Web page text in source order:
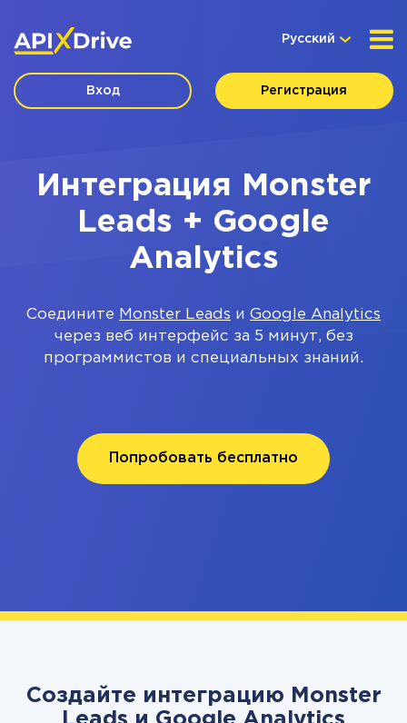
Русский
Вход Регистрация
Интеграция Monster
Leads + Google
Analytics
Соедините Monster Leads и Google Analytics
через веб интерфейс за 5 минут, без
программистов и специальных знаний.
Попробовать бесплатно
Создайте интеграцию Monster